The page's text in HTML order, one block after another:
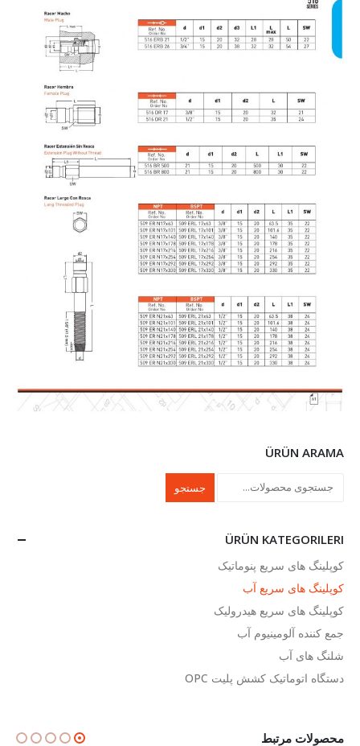
ÜRÜN ARAMA
جستجو
ÜRÜN KATEGORILERI
کوپلینگ های سریع پنوماتیک
کوپلینگ های سریع آب
کوپلینگ های سریع هیدرولیک
جمع کننده آلومینیوم آب
شلنگ های آب
دستگاه اتوماتیک کشش پلیت OPC
محصولات مرتبط